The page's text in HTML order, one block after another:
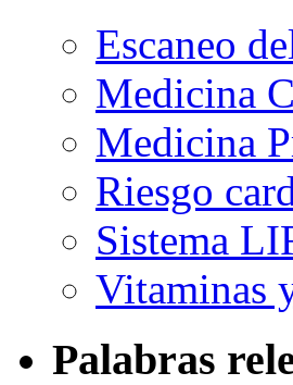
Escaneo
Medicina
Medicina
Riesgo
Sistema
Vitaminas
Palabras